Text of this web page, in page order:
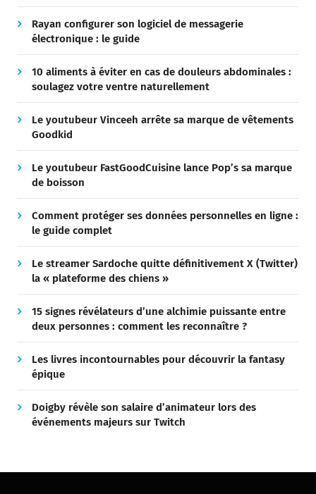
Rayan configurer son logiciel de messagerie
électronique : le guide
10 aliments à éviter en cas de douleurs abdominales :
soulagez votre ventre naturellement
Le youtubeur Vinceeh arrête sa marque de vêtements
Goodkid
Le youtubeur FastGoodCuisine lance Pop’s sa marque
de boisson
Comment protéger ses données personnelles en ligne :
le guide complet
Le streamer Sardoche quitte définitivement X (Twitter)
la « plateforme des chiens »
15 signes révélateurs d’une alchimie puissante entre
deux personnes : comment les reconnaître ?
Les livres incontournables pour découvrir la fantasy
épique
Doigby révèle son salaire d’animateur lors des
événements majeurs sur Twitch